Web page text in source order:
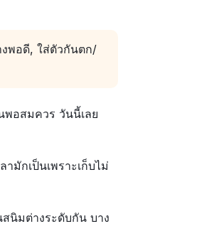
งพอดี, ใส่ตัวกันตก/
พอสมควร วันนี้เลย
มักเป็นเพราะเก็บไม่
นิมต่างระดับกัน บาง